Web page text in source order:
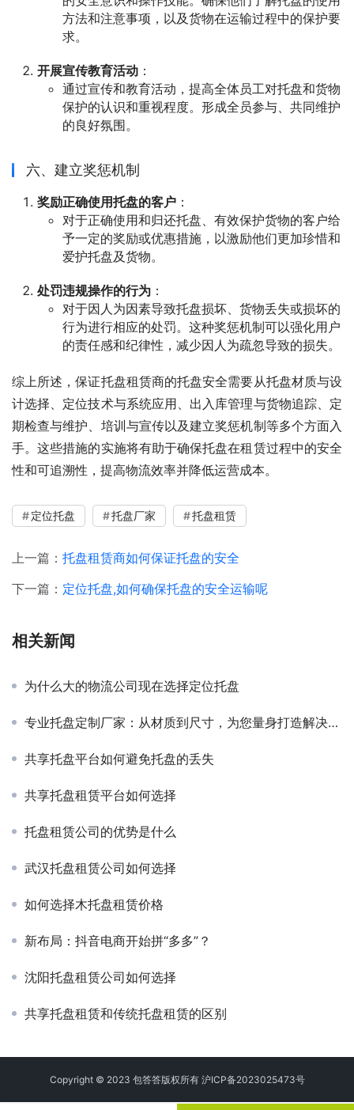
方法和注意事项，以及货物在运输过程中的保护要
求。
开展宣传教育活动 ：
通过宣传和教育活动，提高全体员工对托盘和货物
保护的认识和重视程度。形成全员参与、共同维护
的良好氛围。
六、建立奖惩机制
奖励正确使用托盘的客户 ：
对于正确使用和归还托盘、有效保护货物的客户给
予一定的奖励或优惠措施，以激励他们更加珍惜和
爱护托盘及货物。
处罚违规操作的行为 ：
对于因人为因素导致托盘损坏、货物丢失或损坏的
行为进行相应的处罚。这种奖惩机制可以强化用户
的责任感和纪律性，减少因人为疏忽导致的损失。
综上所述，保证托盘租赁商的托盘安全需要从托盘材质与设
计选择、定位技术与系统应用、出入库管理与货物追踪、定
期检查与维护、培训与宣传以及建立奖惩机制等多个方面入
手。这些措施的实施将有助于确保托盘在租赁过程中的安全
性和可追溯性，提高物流效率并降低运营成本。
定位托盘 托盘厂家 托盘租赁
上一篇： 托盘租赁商如何保证托盘的安全
下一篇： 定位托盘,如何确保托盘的安全运输呢
相关新闻
为什么大的物流公司现在选择定位托盘
专业托盘定制厂家：从材质到尺寸，为您量身打造解决方案
共享托盘平台如何避免托盘的丢失
共享托盘租赁平台如何选择
托盘租赁公司的优势是什么
武汉托盘租赁公司如何选择
如何选择木托盘租赁价格
新布局：抖音电商开始拼“多多”？
沈阳托盘租赁公司如何选择
共享托盘租赁和传统托盘租赁的区别
Copyright © 2023 包答答版权所有 沪ICP备2023025473号